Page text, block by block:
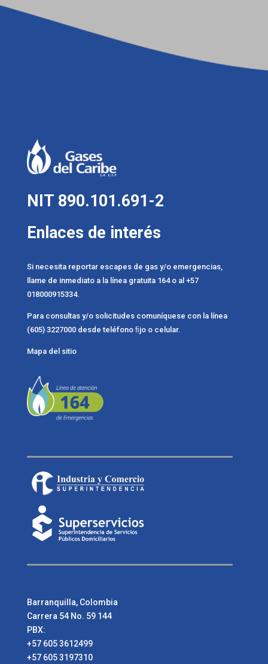
NIT 890.101.691-2
Enlaces de interés
Si necesita reportar escapes de gas y/o emergencias,
llame de inmediato a la línea gratuita 164 o al +57
018000915334.
Para consultas y/o solicitudes comuníquese con la línea
(605) 3227000 desde teléfono ﬁjo o celular.
Mapa del sitio
Barranquilla, Colombia
Carrera 54 No. 59 144
PBX:
+57 605 3612499
+57 605 3197310